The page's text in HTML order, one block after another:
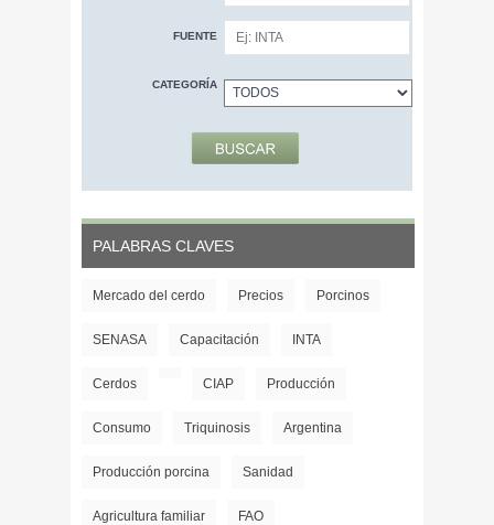
FUENTE
CATEGORÍA
PALABRAS CLAVES
Mercado del cerdo Precios Porcinos
SENASA Capacitación INTA
Cerdos CIAP Producción
Consumo Triquinosis Argentina
Producción porcina Sanidad
Agricultura familiar FAO